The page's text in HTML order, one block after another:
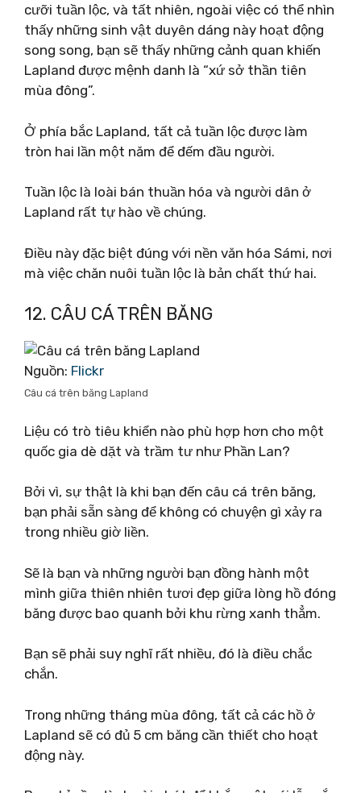
cưỡi tuần lộc, và tất nhiên, ngoài việc có thể nhìn
thấy những sinh vật duyên dáng này hoạt động
song song, bạn sẽ thấy những cảnh quan khiến
Lapland được mệnh danh là “xứ sở thần tiên
mùa đông”.
Ở phía bắc Lapland, tất cả tuần lộc được làm
tròn hai lần một năm để đếm đầu người.
Tuần lộc là loài bán thuần hóa và người dân ở
Lapland rất tự hào về chúng.
Điều này đặc biệt đúng với nền văn hóa Sámi, nơi
mà việc chăn nuôi tuần lộc là bản chất thứ hai.
12. CÂU CÁ TRÊN BĂNG
Nguồn: Flickr
Câu cá trên băng Lapland
Liệu có trò tiêu khiển nào phù hợp hơn cho một
quốc gia dè dặt và trầm tư như Phần Lan?
Bởi vì, sự thật là khi bạn đến câu cá trên băng,
bạn phải sẵn sàng để không có chuyện gì xảy ra
trong nhiều giờ liền.
Sẽ là bạn và những người bạn đồng hành một
mình giữa thiên nhiên tươi đẹp giữa lòng hồ đóng
băng được bao quanh bởi khu rừng xanh thẳm.
Bạn sẽ phải suy nghĩ rất nhiều, đó là điều chắc
chắn.
Trong những tháng mùa đông, tất cả các hồ ở
Lapland sẽ có đủ 5 cm băng cần thiết cho hoạt
động này.